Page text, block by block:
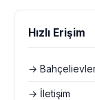
Hızlı Erişim
→ Bahçelievler
→ İletişim